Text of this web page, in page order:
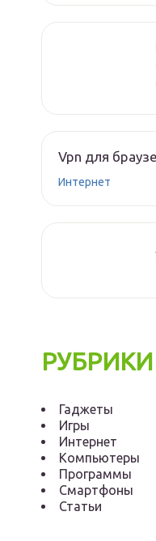
Vpn для
Интернет
РУБРИКИ
Гаджеты
Игры
Интернет
Компьютеры
Программы
Смартфоны
Статьи